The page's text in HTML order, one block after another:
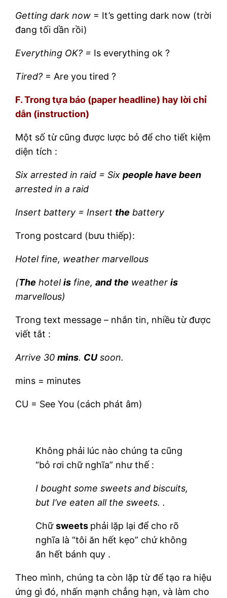
Getting dark now = It’s getting dark now (trời
đang tối dần rồi)
Everything OK? = Is everything ok ?
Tired? = Are you tired ?
F. Trong tựa báo (paper headline) hay lời chỉ
dẫn (instruction)
Một số từ cũng được lược bỏ để cho tiết kiệm
diện tích :
Six arrested in raid = Sixpeople have been
arrested in a raid
Insert battery = Insert the battery
Trong postcard (bưu thiếp):
Hotel fine, weather marvellous
(The hotelis fine,and the weatheris
marvellous)
Trong text message – nhắn tin, nhiều từ được
viết tắt :
Arrive 30mins. CUsoon.
mins = minutes
CU = See You (cách phát âm)
Không phải lúc nào chúng ta cũng
“bỏ rơi chữ nghĩa” như thế :
I bought some sweets and biscuits,
but I’ve eaten all the sweets. .
Chữsweets phải lặp lại để cho rõ
nghĩa là “tôi ăn hết kẹo” chứ không
ăn hết bánh quy .
Theo mình, chúng ta còn lặp từ để tạo ra hiệu
ứng gì đó, nhấn mạnh chẳng hạn, và làm cho